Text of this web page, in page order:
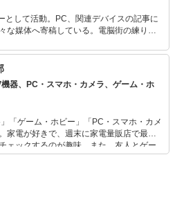
として活動。PC、関連デバイスの記事に
な媒体へ寄稿している。電脳街の練り歩
で、新しいものが出るとすぐに飛びつい
い。
器、PC・スマホ・カメラ、ゲーム・ホ
」「ゲーム・ホビー」「PC・スマホ・カメ
家電が好きで、週末に家電量販店で最新
ェックするのが趣味。また、友人とゲー
、新作タイトルやイベント情報もいち早